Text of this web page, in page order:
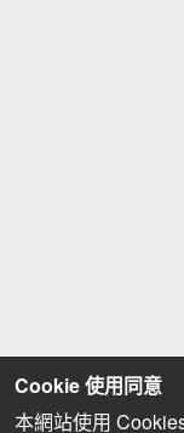
Cookie 使用同意
本網站使用